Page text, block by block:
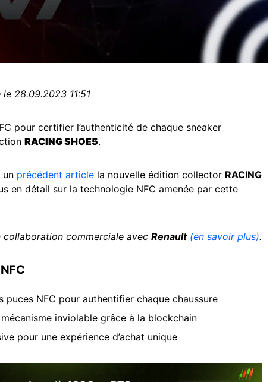
28.09.2023 11:51
pour certifier l’authenticité de chaque sneaker
RACING SHOE5.
un précédent article la nouvelle édition collector RACING
en détail sur la technologie NFC amenée par cette
commerciale avec Renault (en savoir plus).
puces NFC pour authentifier chaque chaussure
inviolable grâce à la blockchain
pour une expérience d’achat unique